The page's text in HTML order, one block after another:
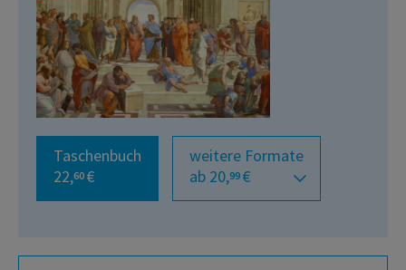
Taschenbuch
22,60 €
weitere Formate
ab 20,99 €